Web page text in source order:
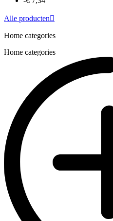
Alle producten
Home categories
Home categories